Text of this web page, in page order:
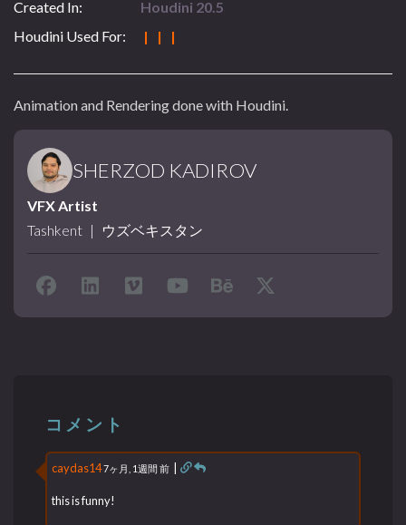
Created In:
Houdini 20.5
Houdini Used For:
| | |
Animation and Rendering done with Houdini.
SHERZOD KADIROV
VFX Artist
Tashkent | ウズベキスタン
コメント
caydas147ヶ月, 1週間 前 |
this is funny!